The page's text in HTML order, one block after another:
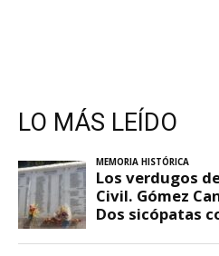
LO MÁS LEÍDO